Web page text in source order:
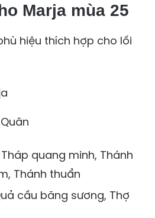
Marja mùa 25
hiệu thích hợp cho lối
Tháp quang minh, Thánh
Thánh thuẩn
cầu băng sương, Thợ